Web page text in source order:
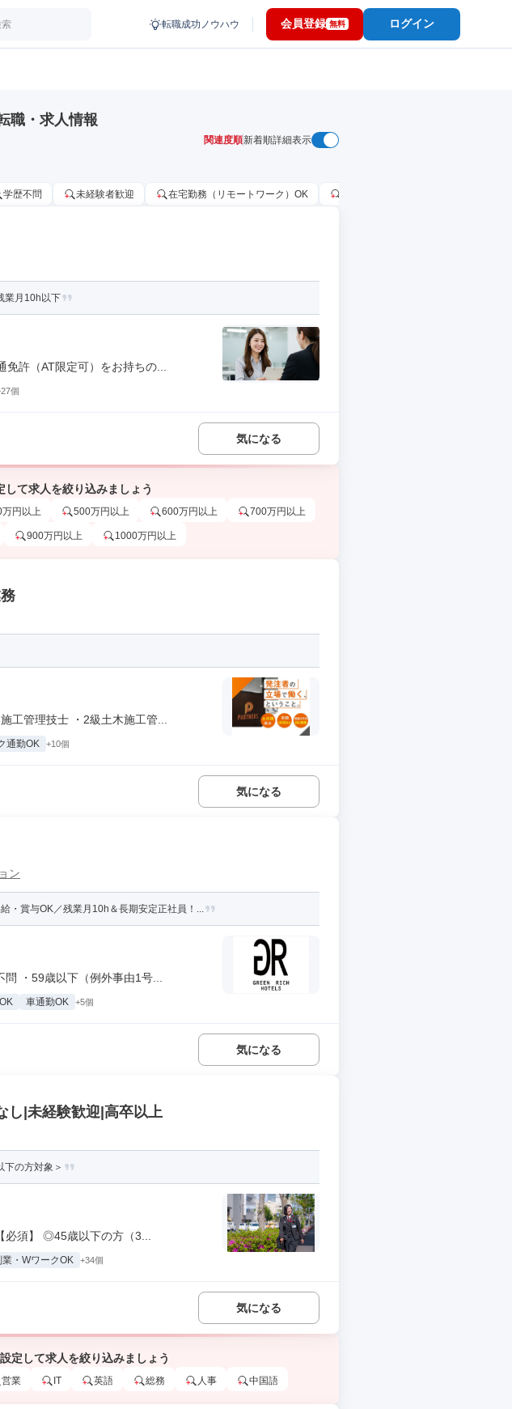
転職成功ノウハウ 会員登録 無料 ログイン
職・求人情報
関連度順新着順詳細表示
学歴不問 未経験者歓迎 在宅勤務（リモートワーク）OK
業月10h以下
許（AT限定可）をお持ちの...
個
気になる
して求人を絞り込みましょう
円以上 500万円以上 600万円以上 700万円以上
900万円以上 1000万円以上
工管理技士 ・2級土木施工管...
通勤OK +10個
気になる
ン
・賞与OK／残業月10h＆長期安定正社員！...
・59歳以下（例外事由1号...
車通勤OK +5個
気になる
し|未経験歓迎|高卒以上
の方対象＞
須】 ◎45歳以下の方（3...
業・WワークOK +34個
気になる
定して求人を絞り込みましょう
営業 IT 英語 総務 人事 中国語